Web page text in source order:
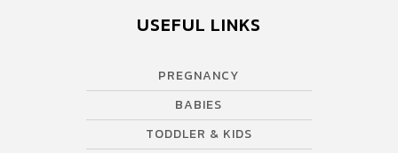
USEFUL LINKS
PREGNANCY
BABIES
TODDLER & KIDS